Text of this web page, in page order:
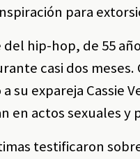
para
del hip-hop, de 55
casi dos
su expareja Cassie
en actos sexuales y
testificaron